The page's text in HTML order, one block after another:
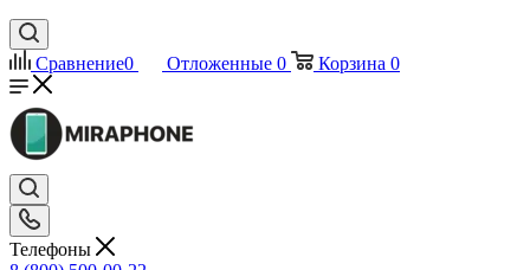
Сравнение0 Отложенные 0 Корзина 0
Телефоны